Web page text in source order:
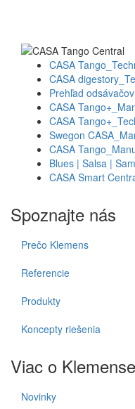
CASA
CASA
Prehľad
CASA
CASA
Swegon
CASA
Blues | Salsa |
CASA Smart
Spoznajte nás
Prečo Klemens
Referencie
Produkty
Koncepty riešenia
Viac o Klemense
Novinky